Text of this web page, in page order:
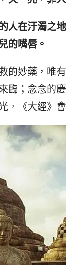
人在汙濁之
的嘴唇。
妙藥，唯
臨；念念的
，《大經》